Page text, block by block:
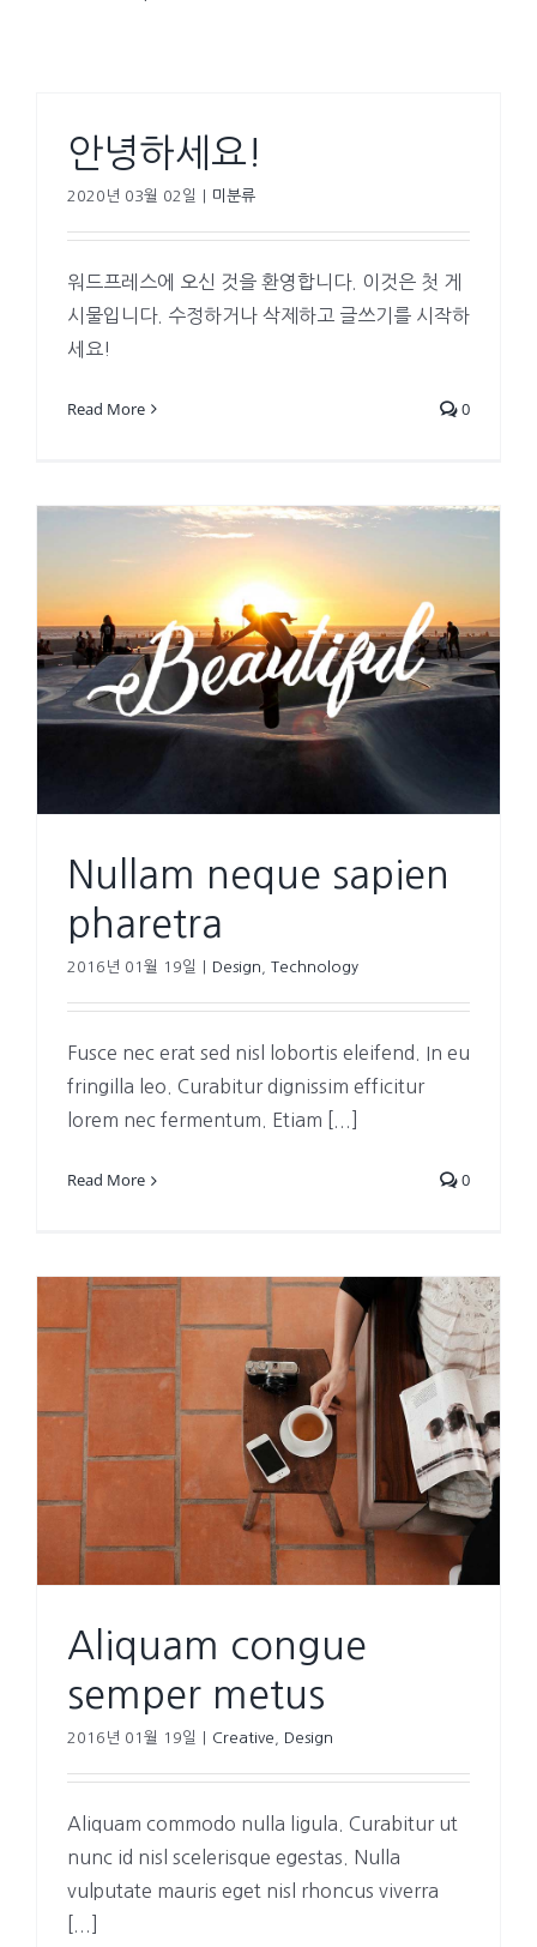
안녕하세요!
2020년 03월 02일 미분류
워드프레스에 오신 것을 환영합니다. 이것은 첫 게
시물입니다. 수정하거나 삭제하고 글쓰기를 시작하
세요!
Read More 0
Nullam neque sapien
pharetra
2016년 01월 19일 Design Technology
Fusce nec erat sed nisl lobortis eleifend. In eu
fringilla leo. Curabitur dignissim efficitur
lorem nec fermentum. Etiam [...]
Read More 0
Aliquam congue
semper metus
2016년 01월 19일 Creative Design
Aliquam commodo nulla ligula. Curabitur ut
nunc id nisl scelerisque egestas. Nulla
vulputate mauris eget nisl rhoncus viverra